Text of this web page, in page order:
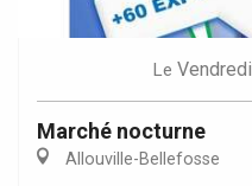
Le Vendredi
Marché nocturne
Allouville-Bellefosse